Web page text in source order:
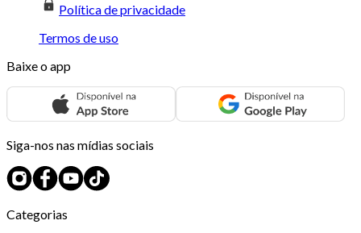
Política de privacidade
Termos de uso
Baixe o app
Siga-nos nas mídias sociais
Categorias